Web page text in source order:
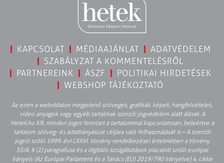
KAPCSOLAT MÉDIAAJÁNLAT
ADATVÉDELEM
SZABÁLYZAT A KOMMENTELÉSRŐL
PARTNEREINK
ÁSZF
POLITIKAI HIRDETÉSEK
WEBSHOP TÁJÉKOZTATÓ
Az ezen a weboldalon megjelenő szövegek, grafikák, képek, hangfelvételek,
video anyagok vagy egyéb tartalmak szerzői jogvédelem alatt állnak. A
Hetek.hu Kft. minden jogot fenntart a tartalommal kapcsolatosan, beleértve a
tartalom szöveg- és adatbányászat céljára való felhasználását is – A szerzői
jogról szóló 1999. évi LXXVI. törvény rendelkezései értelmében a törvény
35/A. § (1) paragrafusa és a digitális szolgáltatások piacairól szóló európai
irányelv (Az Európai Parlament és a Tanács (EU) 2019/790 Irányelve) 4. cikke